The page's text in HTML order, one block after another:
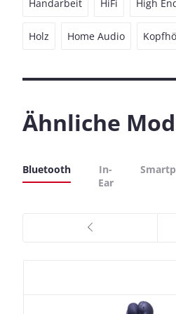
Handarbeit HiFi High
Holz Home Audio
Ähnliche
Bluetooth
In-
Ear